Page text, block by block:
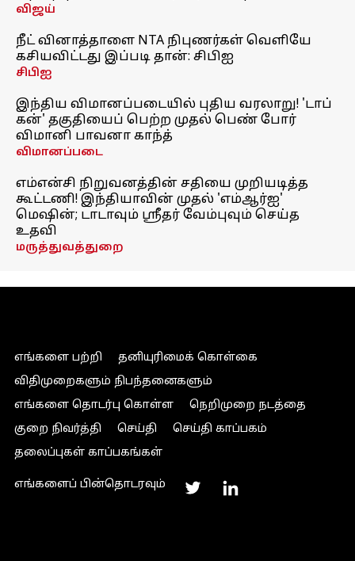
விஜய்
நீட் வினாத்தாளை NTA நிபுணர்கள் வெளியே
கசியவிட்டது இப்படி தான்: சிபிஐ
சிபிஐ
இந்திய விமானப்படையில் புதிய வரலாறு! 'டாப்
கன்' தகுதியைப் பெற்ற முதல் பெண் போர்
விமானி பாவனா காந்த்
விமானப்படை
எம்என்சி நிறுவனத்தின் சதியை முறியடித்த
கூட்டணி! இந்தியாவின் முதல் 'எம்ஆர்ஐ'
மெஷின்; டாடாவும் ஸ்ரீதர் வேம்புவும் செய்த
உதவி
மருத்துவத்துறை
எங்களை பற்றி
தனியுரிமைக் கொள்கை
விதிமுறைகளும் நிபந்தனைகளும்
எங்களை தொடர்பு கொள்ள
நெறிமுறை நடத்தை
குறை நிவர்த்தி
செய்தி
செய்தி காப்பகம்
தலைப்புகள் காப்பகங்கள்
எங்களைப் பின்தொடரவும்